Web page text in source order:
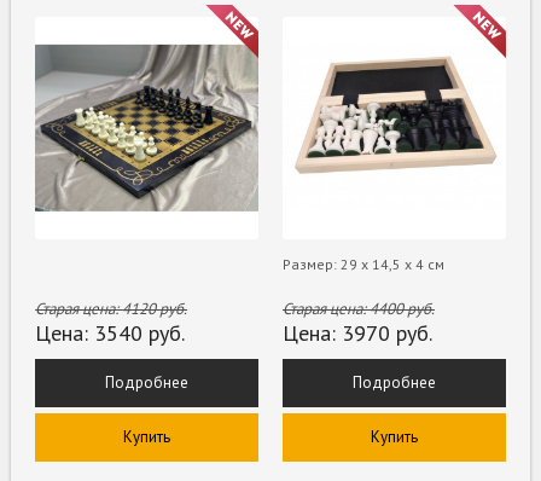
Старая цена:4120руб.
Цена: 3540 руб.
Подробнее
Купить
Размер: 29 х 14,5 х 4 см
Старая цена:4400руб.
Цена: 3970 руб.
Подробнее
Купить